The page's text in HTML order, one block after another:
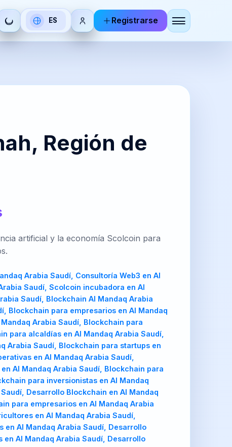
Seleccionar
idioma
ES
Русский
KO
한국어
Registrarse
Región de
artificial y la economía Scolcoin para
empresarios en Al Mandaq Arabia Saudí, Arquitectura blockchain para fabricantes en Al Mandaq Arabia Saudí, Arquitectura blockchain para agricultores en Al Mandaq Arabia Saudí, Arquitectura blockchain para estudiantes en Al Mandaq Arabia Saudí, Arquitectura blockchain para municipios en Al Mandaq Arabia Saudí, Arquitectura blockchain para alcaldías en Al Mandaq Arabia Saudí, Arquitectura blockchain para clústeres empresariales en Al Mandaq Arabia Saudí, Arquitectura blockchain para pymes en Al Mandaq Arabia Saudí, Arquitectura blockchain para startups en Al Mandaq Arabia Saudí, Arquitectura blockchain para universidades en Al Mandaq Arabia Saudí, Arquitectura blockchain para cooperativas en Al Mandaq Arabia Saudí, Arquitectura blockchain para cámaras de comercio en Al Mandaq Arabia Saudí, Arquitectura blockchain para gobiernos regionales en Al Mandaq Arabia Saudí, Arquitectura blockchain para consultoras en Al Mandaq Arabia Saudí, Arquitectura blockchain para desarrolladores en Al Mandaq Arabia Saudí, Arquitectura blockchain para inversionistas en Al Mandaq Arabia Saudí, Arquitectura blockchain para ONGs en Al Mandaq Arabia Saudí, Asesoría Web3 Al Mandaq Arabia Saudí, Asesoría Web3 en Al Mandaq Arabia Saudí, Asesoría Web3 para emprendedores en Al Mandaq Arabia Saudí, Asesoría Web3 para empresarios en Al Mandaq Arabia Saudí, Asesoría Web3 para fabricantes en Al Mandaq Arabia Saudí, Asesoría Web3 para agricultores en Al Mandaq Arabia Saudí, Asesoría Web3 para estudiantes en Al Mandaq Arabia Saudí, Asesoría Web3 para municipios en Al Mandaq Arabia Saudí, Asesoría Web3 para alcaldías en Al Mandaq Arabia Saudí, Asesoría Web3 para clústeres empresariales en Al Mandaq Arabia Saudí, Asesoría Web3 para pymes en Al Mandaq Arabia Saudí, Asesoría Web3 para startups en Al Mandaq Arabia Saudí, Asesoría Web3 para universidades en Al Mandaq Arabia Saudí, Asesoría Web3 para cooperativas en Al Mandaq Arabia Saudí, Asesoría Web3 para cámaras de comercio en Al Mandaq Arabia Saudí, Asesoría Web3 para gobiernos regionales en Al Mandaq Arabia Saudí, Asesoría Web3 para consultoras en Al Mandaq Arabia Saudí, Asesoría Web3 para desarrolladores en Al Mandaq Arabia Saudí, Asesoría Web3 para inversionistas en Al Mandaq Arabia Saudí, Asesoría Web3 para ONGs en Al Mandaq Arabia Saudí, Auditoría Web3 Al Mandaq Arabia Saudí, Auditoría Web3 en Al Mandaq Arabia Saudí, Auditoría Web3 para emprendedores en Al Mandaq Arabia Saudí, Auditoría Web3 para empresarios en Al Mandaq Arabia Saudí, Auditoría Web3 para fabricantes en Al Mandaq Arabia Saudí, Auditoría Web3 para agricultores en Al Mandaq Arabia Saudí, Auditoría Web3 para estudiantes en Al Mandaq Arabia Saudí, Auditoría Web3 para municipios en Al Mandaq Arabia Saudí, Auditoría Web3 para alcaldías en Al Mandaq Arabia Saudí, Auditoría Web3 para clústeres empresariales en Al Mandaq Arabia Saudí, Auditoría Web3 para pymes en Al Mandaq Arabia Saudí, Auditoría Web3 para startups en Al Mandaq Arabia Saudí, Auditoría Web3 para universidades en Al Mandaq Arabia Saudí, Auditoría Web3 para cooperativas en Al Mandaq Arabia Saudí, Auditoría Web3 para cámaras de comercio en Al Mandaq Arabia Saudí